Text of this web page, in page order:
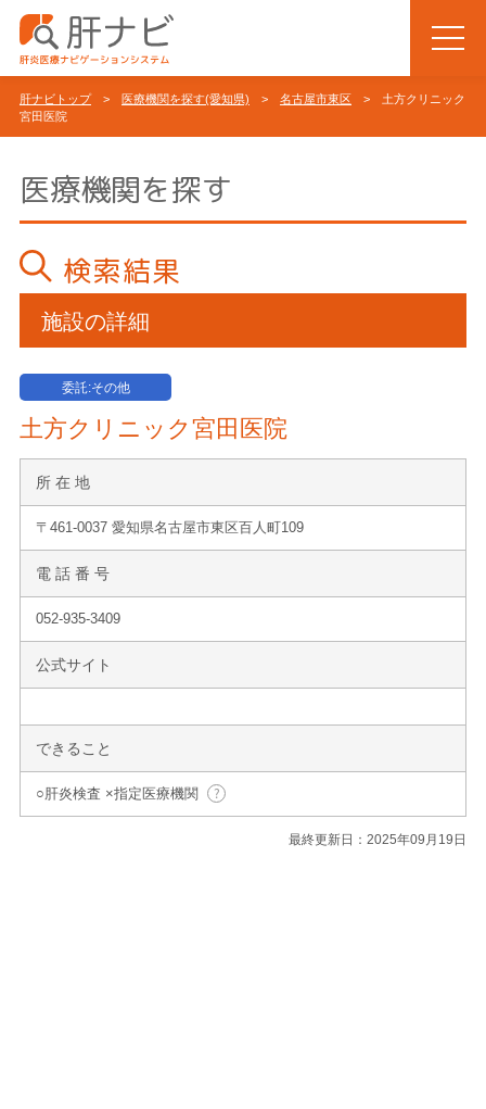
肝ナビトップ> 医療機関を探す(愛知県) > 名古屋市東区 > 土方クリニック
宮田医院
医療機関を探す
検索結果
施設の詳細
委託:その他
土方クリニック宮田医院
所 在 地
〒461-0037 愛知県名古屋市東区百人町109
電 話 番 号
052-935-3409
公式サイト
できること
○肝炎検査 ×指定医療機関
最終更新日：2025年09月19日